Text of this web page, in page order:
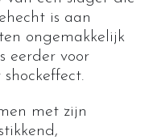
is aan
ongemakkelijk
eerder voor
met zijn